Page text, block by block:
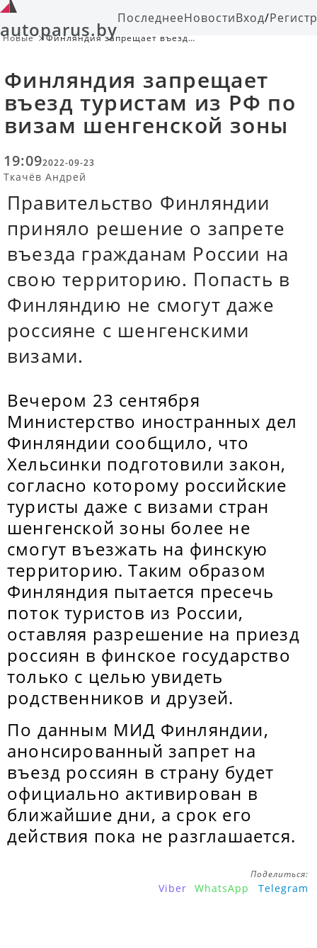
autoparus.byПоследнееНовостиВход/
Новые
Финляндия запрещает въезд
Финляндия запрещает
въезд туристам из РФ по
визам шенгенской зоны
19:092022-09-23
Ткачёв Андрей
Правительство Финляндии
приняло решение о запрете
въезда гражданам России на
свою территорию. Попасть в
Финляндию не смогут даже
россияне с шенгенскими
визами.
Вечером 23 сентября
Министерство иностранных дел
Финляндии сообщило, что
Хельсинки подготовили закон,
согласно которому российские
туристы даже с визами стран
шенгенской зоны более не
смогут въезжать на финскую
территорию. Таким образом
Финляндия пытается пресечь
поток туристов из России,
оставляя разрешение на приезд
россиян в финское государство
только с целью увидеть
родственников и друзей.
По данным МИД Финляндии,
анонсированный запрет на
въезд россиян в страну будет
официально активирован в
ближайшие дни, а срок его
действия пока не разглашается.
Поделиться:
Viber WhatsApp Telegram